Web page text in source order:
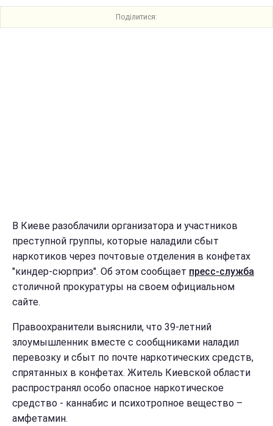
Поділитися:
В Киеве разоблачили организатора и участников
преступной группы, которые наладили сбыт
наркотиков через почтовые отделения в конфетах
"киндер-сюрприз". Об этом сообщает пресс-служба
столичной прокуратуры на своем официальном
сайте.
Правоохранители выяснили, что 39-летний
злоумышленник вместе с сообщниками наладил
перевозку и сбыт по почте наркотических средств,
спрятанных в конфетах. Житель Киевской области
распространял особо опасное наркотическое
средство - каннабис и психотропное вещество –
амфетамин.